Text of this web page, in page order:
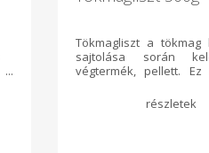
Tökmagliszt a tökmag
sajtolása során
végtermék, pellett. Ez
alkalmazható
alapanyagként.